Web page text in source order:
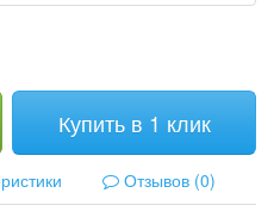
Купить в 1 клик
Отзывов (0)